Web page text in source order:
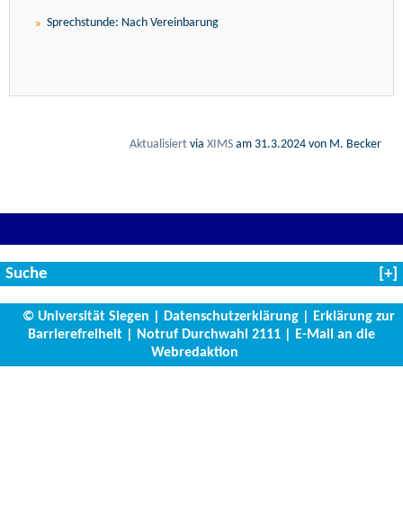
Sprechstunde: Nach Vereinbarung
Aktualisiertvia XIMSam 31.3.2024von M. Becker
Suche
© Universität Siegen Datenschutzerklärung
Erklärung zur
Barrierefreiheit
Notruf Durchwahl 2111
E-Mail an die
Webredaktion